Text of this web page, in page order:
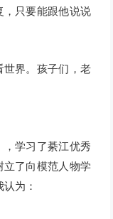
，只要能跟他说说
世界。孩子们，老
学习了綦江优秀
立了向模范人物学
为：